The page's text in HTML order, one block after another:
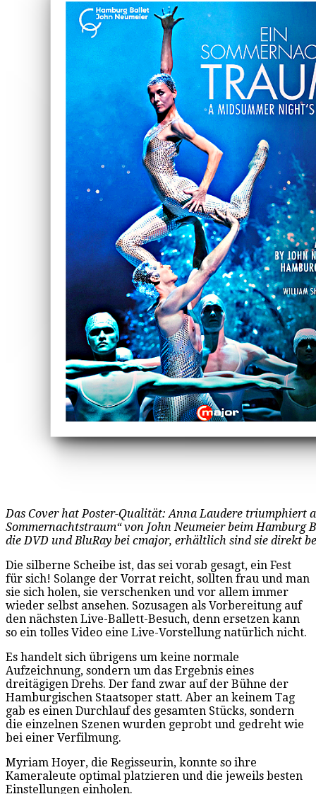
Das Cover hat Poster-Qualität: Anna Laudere triumphiert
Sommernachtstraum“ von John Neumeier beim Hamburg
die DVD und BluRay bei cmajor, erhältlich sind sie direkt
Die silberne Scheibe ist, das sei vorab gesagt, ein Fest
für sich! Solange der Vorrat reicht, sollten frau und man
sie sich holen, sie verschenken und vor allem immer
wieder selbst ansehen. Sozusagen als Vorbereitung auf
den nächsten Live-Ballett-Besuch, denn ersetzen kann
so ein tolles Video eine Live-Vorstellung natürlich nicht.
Es handelt sich übrigens um keine normale
Aufzeichnung, sondern um das Ergebnis eines
dreitägigen Drehs. Der fand zwar auf der Bühne der
Hamburgischen Staatsoper statt. Aber an keinem Tag
gab es einen Durchlauf des gesamten Stücks, sondern
die einzelnen Szenen wurden geprobt und gedreht wie
bei einer Verfilmung.
Myriam Hoyer, die Regisseurin, konnte so ihre
Kameraleute optimal platzieren und die jeweils besten
Einstellungen einholen.